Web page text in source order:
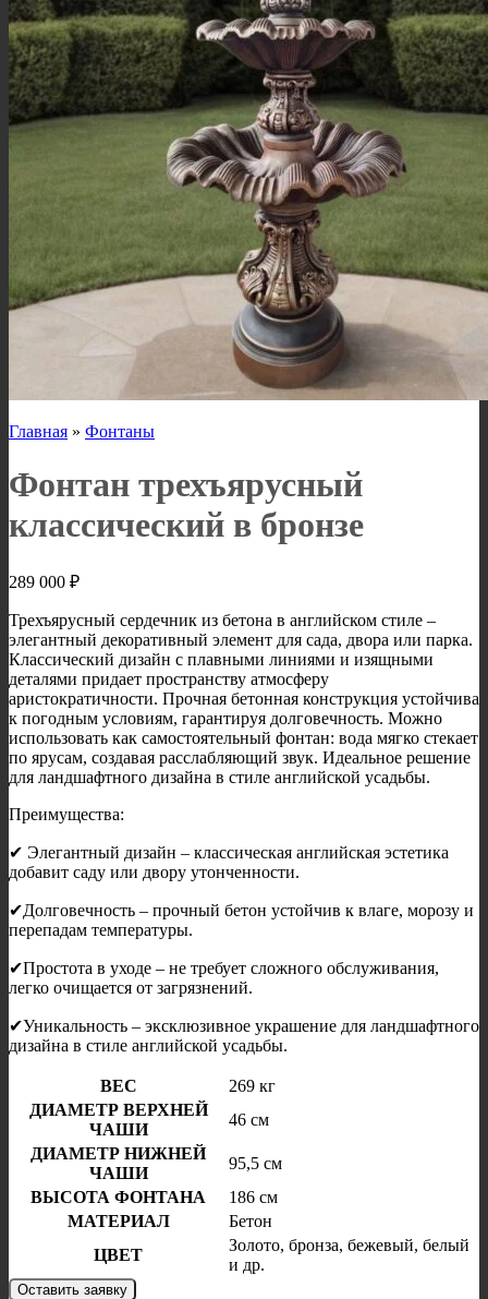
Главная » Фонтаны
Фонтан трехъярусный
классический в бронзе
289 000 ₽
Трехъярусный сердечник из бетона в английском стиле –
элегантный декоративный элемент для сада, двора или парка.
Классический дизайн с плавными линиями и изящными
деталями придает пространству атмосферу
аристократичности. Прочная бетонная конструкция устойчива
к погодным условиям, гарантируя долговечность. Можно
использовать как самостоятельный фонтан: вода мягко стекает
по ярусам, создавая расслабляющий звук. Идеальное решение
для ландшафтного дизайна в стиле английской усадьбы.
Преимущества:
✔ Элегантный дизайн – классическая английская эстетика
добавит саду или двору утонченности.
✔Долговечность – прочный бетон устойчив к влаге, морозу и
перепадам температуры.
✔Простота в уходе – не требует сложного обслуживания,
легко очищается от загрязнений.
✔Уникальность – эксклюзивное украшение для ландшафтного
дизайна в стиле английской усадьбы.
ВЕС
269 кг
ДИАМЕТР ВЕРХНЕЙ
ЧАШИ
46 см
ДИАМЕТР НИЖНЕЙ
ЧАШИ
95,5 см
ВЫСОТА ФОНТАНА
186 см
МАТЕРИАЛ
Бетон
ЦВЕТ
Золото, бронза, бежевый, белый
и др.
Оставить заявку